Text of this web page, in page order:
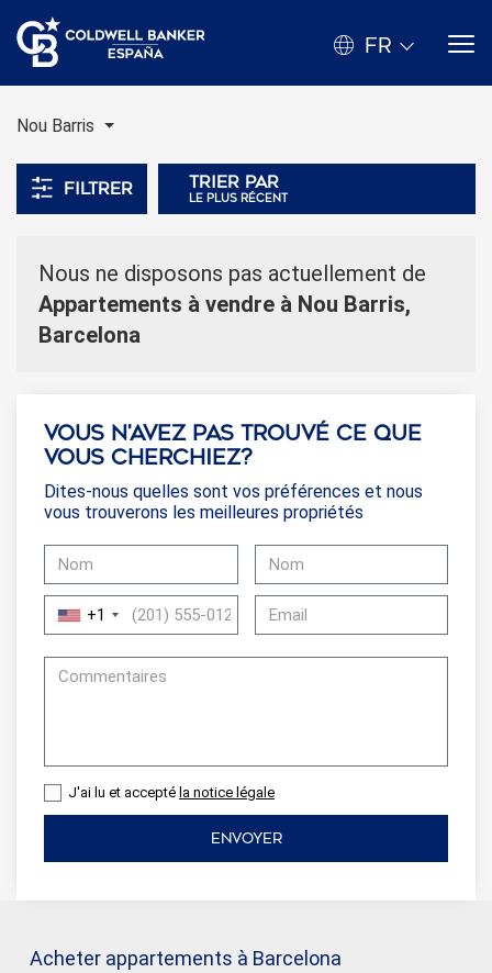
FR
Nou Barris
Filtrer Trier par
le plus récent
Nous ne disposons pas actuellement de
Appartements à vendre à Nou Barris,
Barcelona
Vous n'avez pas trouvé ce que
vous cherchiez?
Dites-nous quelles sont vos préférences et nous
vous trouverons les meilleures propriétés
+1
J'ai lu et accepté la notice légale
ENVOYER
Acheter appartements à Barcelona